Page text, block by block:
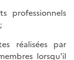
professionnels
réalisées par
lorsqu'il